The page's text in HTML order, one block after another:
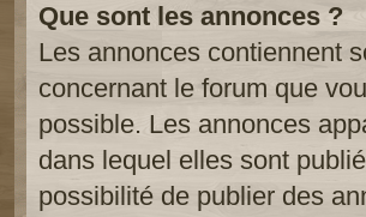
Que sont les annonces ?
Les annonces contiennent
concernant le forum que
possible. Les annonces
dans lequel elles sont
possibilité de publier des